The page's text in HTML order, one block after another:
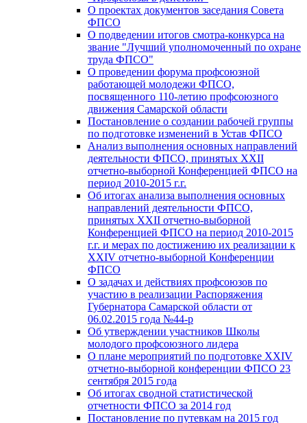
О проектах документов заседания Совета
ФПСО
О подведении итогов смотра-конкурса на
звание "Лучший уполномоченный по охране
труда ФПСО"
О проведении форума профсоюзной
работающей молодежи ФПСО,
посвященного 110-летию профсоюзного
движения Самарской области
Постановление о создании рабочей группы
по подготовке изменений в Устав ФПСО
Анализ выполнения основных направлений
деятельности ФПСО, принятых XXII
отчетно-выборной Конференцией ФПСО на
период 2010-2015 г.г.
Об итогах анализа выполнения основных
направлений деятельности ФПСО,
принятых XXII отчетно-выборной
Конференцией ФПСО на период 2010-2015
г.г. и мерах по достижению их реализации к
XXIV отчетно-выборной Конференции
ФПСО
О задачах и действиях профсоюзов по
участию в реализации Распоряжения
Губернатора Самарской области от
06.02.2015 года №44-р
Об утверждении участников Школы
молодого профсоюзного лидера
О плане мероприятий по подготовке XXIV
отчетно-выборной конференции ФПСО 23
сентября 2015 года
Об итогах сводной статистической
отчетности ФПСО за 2014 год
Постановление по путевкам на 2015 год